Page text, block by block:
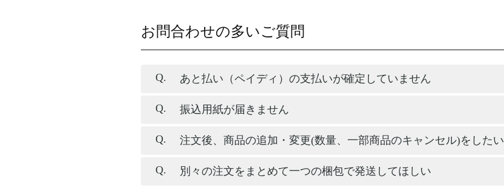
お問合わせの多いご質問
あと払い（ペイディ）の支払いが確定していません
振込用紙が届きません
注文後、商品の追加・変更(数量、一部商品のキャンセル)をしたい
別々の注文をまとめて一つの梱包で発送してほしい